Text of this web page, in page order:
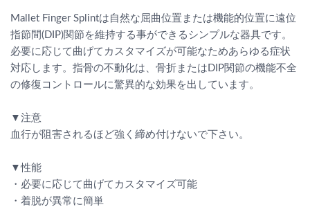
Mallet Finger Splintは自然な屈曲位置または機能的位置に遠位
指節間(DIP)関節を維持する事ができるシンプルな器具です。
必要に応じて曲げてカスタマイズが可能なためあらゆる症状
対応します。指骨の不動化は、骨折またはDIP関節の機能不全
の修復コントロールに驚異的な効果を出しています。
▼注意
血行が阻害されるほど強く締め付けないで下さい。
▼性能
・必要に応じて曲げてカスタマイズ可能
・着脱が異常に簡単